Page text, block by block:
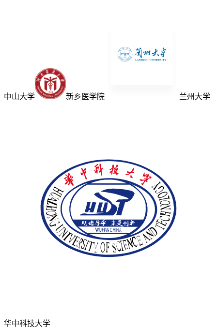
中山大学 新乡医学院 兰州大学
华中科技大学